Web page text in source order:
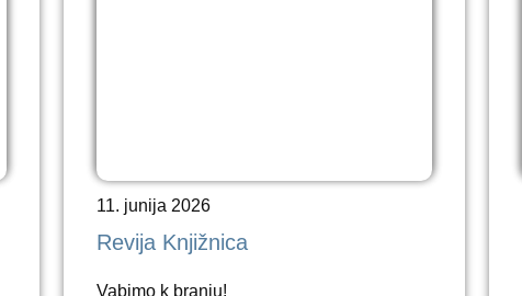
11. junija 2026
Revija Knjižnica
Vabimo k branju!